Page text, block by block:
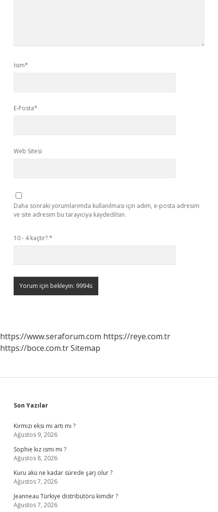
İsim*
E-Posta*
Web Sitesi
Daha sonraki yorumlarımda kullanılması için adım, e-posta adresim
ve site adresim bu tarayıcıya kaydedilsin.
10 - 4 kaçtır?*
https://www.seraforum.com https://reye.com.tr
https://boce.com.trSitemap
Sidebar
Son Yazılar
Kırmızı eksi mi artı mı ?
Ağustos 9, 2026
Sophie kız ismi mi ?
Ağustos 8, 2026
Kuru akü ne kadar sürede şarj olur ?
Ağustos 7, 2026
Jeanneau Türkiye distribütörü kimdir ?
Ağustos 7, 2026